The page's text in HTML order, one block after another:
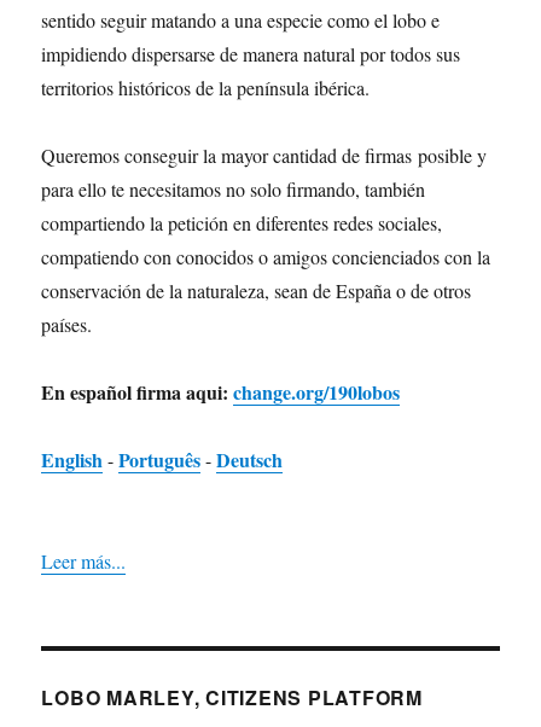
sentido seguir matando a una especie como el lobo e
impidiendo dispersarse de manera natural por todos sus
territorios históricos de la península ibérica.
Queremos conseguir la mayor cantidad de firmas posible y
para ello te necesitamos no solo firmando, también
compartiendo la petición en diferentes redes sociales,
compatiendo con conocidos o amigos concienciados con la
conservación de la naturaleza, sean de España o de otros
países.
En español firma aqui:change.org/190lobos
English-Português-Deutsch
Leer más...
LOBO MARLEY, CITIZENS PLATFORM